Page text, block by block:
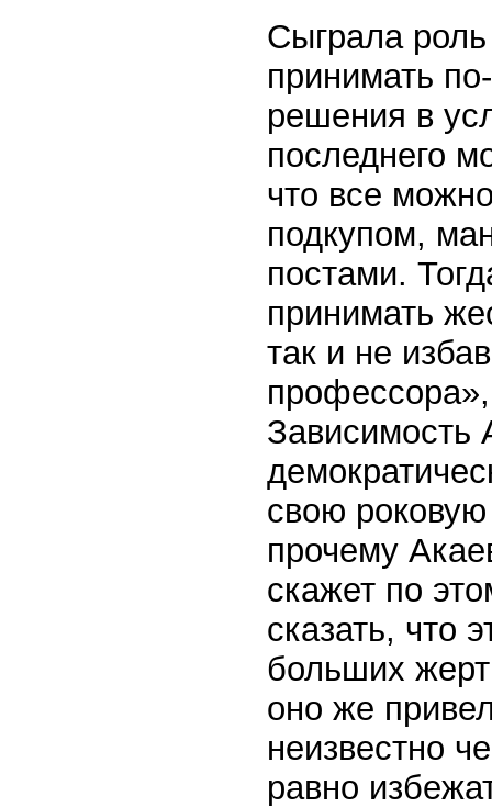
Сыграла
принимать
решения в
последнего
что все
подкупом,
постами.
принимать
так и не
Зависимость
свою
прочему
скажет по
сказать, что
больших
оно же
неизвестно
равно